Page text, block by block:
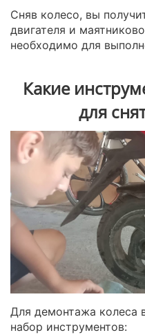
Сняв колесо, вы
двигателя и
необходимо для
Какие
для
Для демонтажа колеса
набор инструментов: